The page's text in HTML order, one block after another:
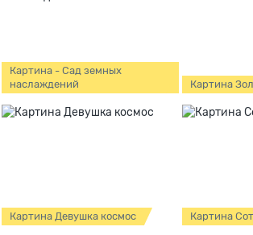
Картина - Сад земных
наслаждений
Картина
Картина Девушка космос Картина